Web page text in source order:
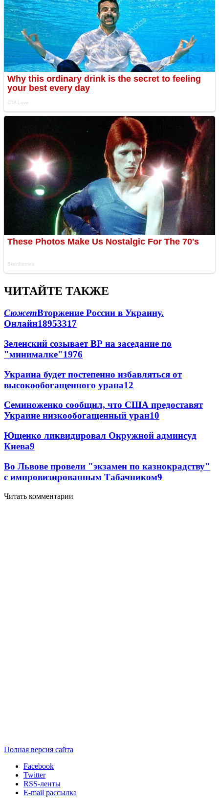
ЧИТАЙТЕ ТАКЖЕ
СюжетВторжение России в Украину.
Онлайн18953317
Зеленский созывает ВР на заседание по
"минималке"1976
Украина будет постепенно избавляться от
высокообогащенного урана12
Семиноженко сообщил, что США предоставят
Украине низкообогащенный уран10
Ющенко ликвидировал Окружной админсуд
Киева9
Во Львове провели "экзамен по казнокрадству"
с импровизированным Табачником9
Читать комментарии
Полная версия сайта
Facebook
Twitter
RSS-ленты
E-mail рассылка